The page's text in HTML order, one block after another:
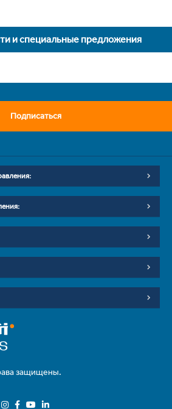
и специальные предложения
Подписаться
защищены.